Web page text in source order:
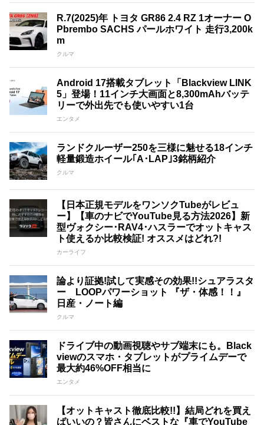
R.7(2025)年 トヨタ GR86 2.4 RZ 1オーナー O
Pbrembo SACHS パールホワイト 走行3,200k
m
クルマ
Android 17搭載タブレット「Blackview LINK
5」登場！11インチ大画面と8,300mAhバッテ
リーで外出先でも使いやすい1台
エンタメ
ランドクルーザー250を三様に魅せる18インチ
軽量鍛造ホイール｢A･LAP｣3銘柄紹介
クルマ
【日本正規モデルをワンソクTubeがレビュ
ー】【車のナビでYouTube見る方法2026】新
型ヴォクシー･RAV4･ハスラーでオットキャス
ト使えるか比較検証! オススメはどれ?!
カーライフ
論より証拠!試して実感その効果!!シュアラスタ
ー LOOPパワーショット 『ザ・体感！！』
日産・ノート編
クルマ
ドライブ中の動画視聴やサブ端末にも。Black
viewのスマホ・タブレットがプライムデーで
最大約46%OFF相当に
エンタメ
【オットキャスト徹底比較!!】結局どれを買え
ばいいの？皆さんにベストな『車でYouTube